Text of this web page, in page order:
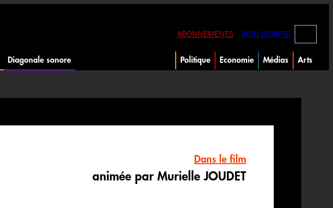
ABONNEMENTS MON COMPTE
Diagonale sonore Politique Economie Médias Arts
Dans le film
animée par Murielle JOUDET